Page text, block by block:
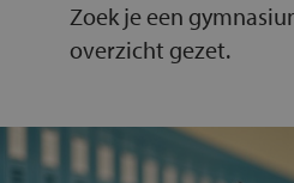
Zoek je een
overzicht gezet.